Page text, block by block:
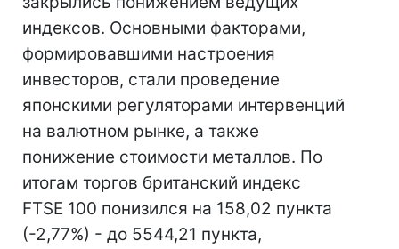
индексов. Основными факторами,
формировавшими настроения
инвесторов, стали проведение
японскими регуляторами интервенций
на валютном рынке, а также
понижение стоимости металлов. По
итогам торгов британский индекс
FTSE 100 понизился на 158,02 пункта
(-2,77%) - до 5544,21 пункта,